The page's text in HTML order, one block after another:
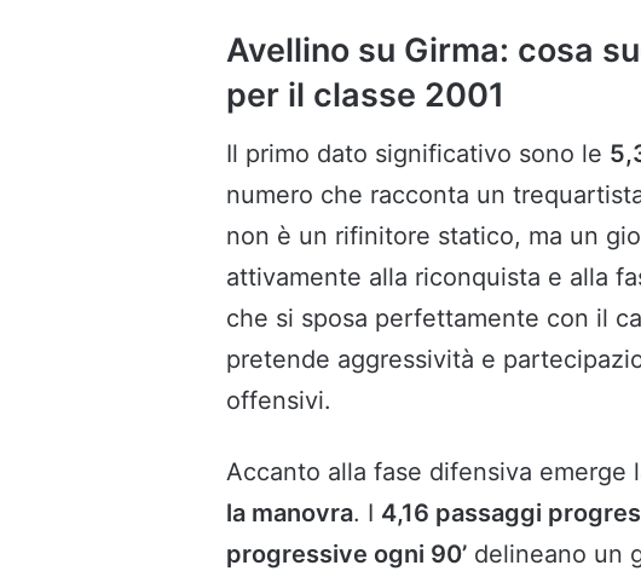
Avellino su Girma: cosa
per il classe 2001
Il primo dato significativo sono le
numero che racconta un
non è un rifinitore statico, ma un
attivamente alla riconquista e alla
che si sposa perfettamente con il
pretende aggressività e
offensivi.
Accanto alla fase difensiva emerge
la manovra. I 4,16 passaggi
progressive ogni 90’ delineano un